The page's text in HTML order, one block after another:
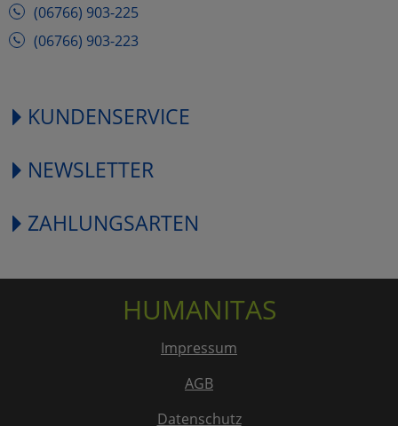
(06766) 903-225
(06766) 903-223
KUNDENSERVICE
NEWSLETTER
ZAHLUNGSARTEN
HUMANITAS
Impressum
AGB
Datenschutz